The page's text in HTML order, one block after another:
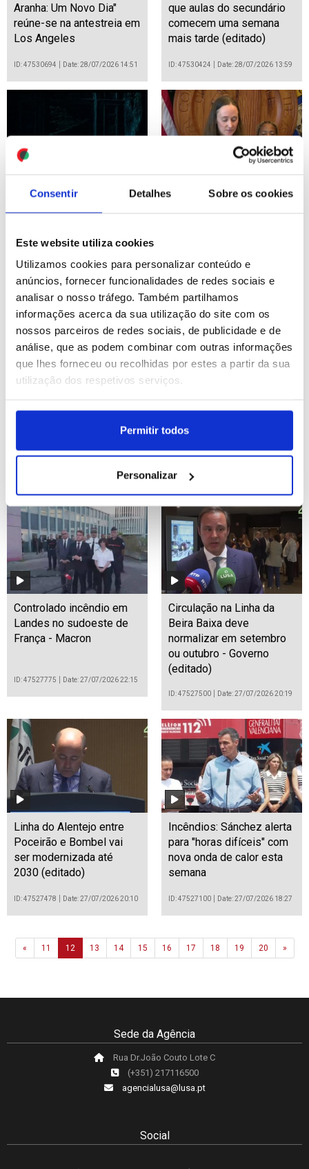
Consentir Detalhes Sobre os cookies
Este website utiliza cookies
Utilizamos cookies para personalizar conteúdo e
anúncios, fornecer funcionalidades de redes sociais e
analisar o nosso tráfego. Também partilhamos
informações acerca da sua utilização do site com os
nossos parceiros de redes sociais, de publicidade e de
análise, que as podem combinar com outras informações
que lhes forneceu ou recolhidas por estes a partir da sua
utilização dos respetivos serviços.
Permitir todos
Personalizar
Aranha: Um Novo Dia"
reúne-se na antestreia em
Los Angeles
ID: 47530694 Date: 28/07/2026 14:51
que aulas do secundário
comecem uma semana
mais tarde (editado)
ID: 47530424 Date: 28/07/2026 13:59
"O Labirinto do Fauno", de
del Toro, celebra 20 anos
ID: 47530093 Date: 28/07/2026 13:16
Polícia procura terceiro
ID: 47529968 Date: 28/07/2026 12:50
eliminação do VIH/SIDA -
UNAIDS
Date: 28/07/2026 12:17
negociações com Teerão
ID: 47527836
Controlado incêndio em
Landes no sudoeste de
França - Macron
ID: 47527775 Date: 27/07/2026 22:15
Circulação na Linha da
Beira Baixa deve
normalizar em setembro
ou outubro - Governo
(editado)
ID: 47527500 Date: 27/07/2026 20:19
Linha do Alentejo entre
Poceirão e Bombel vai
ser modernizada até
2030 (editado)
ID: 47527478 Date: 27/07/2026 20:10
Incêndios: Sánchez alerta
para "horas difíceis" com
nova onda de calor esta
semana
ID: 47527100 Date: 27/07/2026 18:27
«Previous
11 12 13 14 15 16 17 18 19 20 »Next
Sede da Agência
Rua Dr.João Couto Lote C
(+351) 217116500
agencialusa@lusa.pt
Social